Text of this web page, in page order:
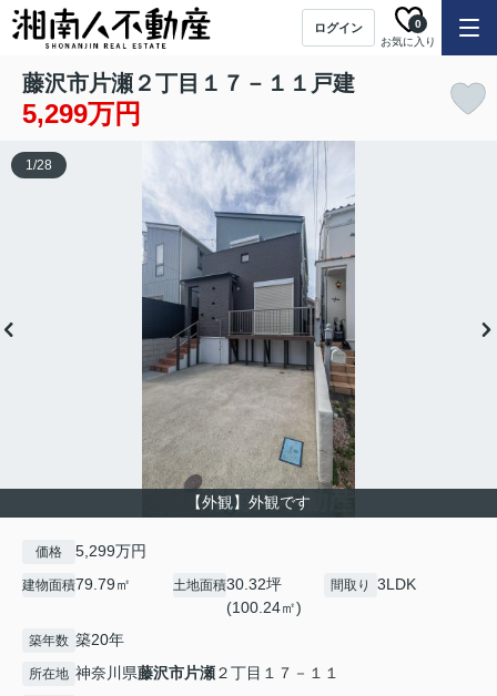
ログイン
お気に入り
0
藤沢市片瀬２丁目１７－１１戸建
5,299万円
【外観】外観です
1/28
価格 5,299万円
建物面積79.79㎡ 土地面積30.32坪
(100.24㎡)
間取り 3LDK
築年数 築20年
所在地 神奈川県藤沢市片瀬２丁目１７－１１